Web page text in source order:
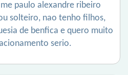
paulo alexandre ribeiro
solteiro, nao tenho filhos,
de benfica e quero muito
serio.